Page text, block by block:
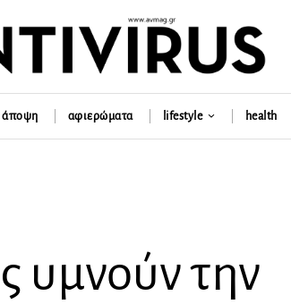
άποψη αφιερώματα lifestyle health
υμνούν την